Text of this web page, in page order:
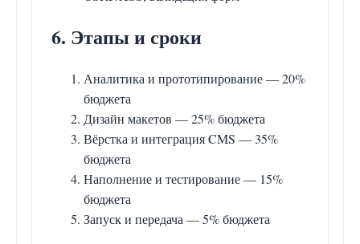
6. Этапы и сроки
Аналитика и прототипирование — 20%
бюджета
Дизайн макетов — 25% бюджета
Вёрстка и интеграция CMS — 35%
бюджета
Наполнение и тестирование — 15%
бюджета
Запуск и передача — 5% бюджета